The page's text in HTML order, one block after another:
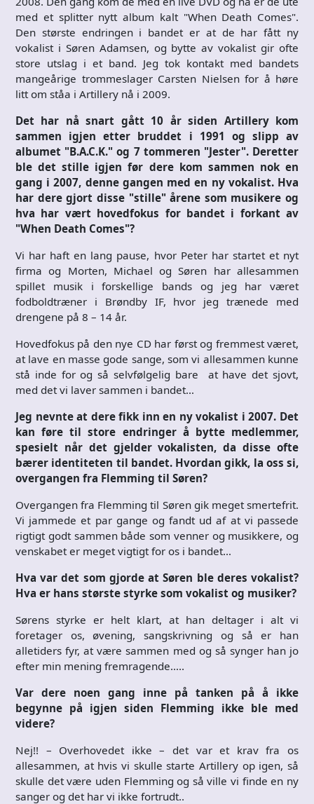
med et splitter nytt album kalt "When Death Comes".
Den største endringen i bandet er at de har fått ny
vokalist i Søren Adamsen, og bytte av vokalist gir ofte
store utslag i et band. Jeg tok kontakt med bandets
mangeårige trommeslager Carsten Nielsen for å høre
litt om ståa i Artillery nå i 2009.
Det har nå snart gått 10 år siden Artillery kom
sammen igjen etter bruddet i 1991 og slipp av
albumet "B.A.C.K." og 7 tommeren "Jester". Deretter
ble det stille igjen før dere kom sammen nok en
gang i 2007, denne gangen med en ny vokalist. Hva
har dere gjort disse "stille" årene som musikere og
hva har vært hovedfokus for bandet i forkant av
"When Death Comes"?
Vi har haft en lang pause, hvor Peter har startet et nyt
firma og Morten, Michael og Søren har allesammen
spillet musik i forskellige bands og jeg har været
fodboldtræner i Brøndby IF, hvor jeg trænede med
drengene på 8 – 14 år.
Hovedfokus på den nye CD har først og fremmest været,
at lave en masse gode sange, som vi allesammen kunne
stå inde for og så selvfølgelig bare at have det sjovt,
med det vi laver sammen i bandet…
Jeg nevnte at dere fikk inn en ny vokalist i 2007. Det
kan føre til store endringer å bytte medlemmer,
spesielt når det gjelder vokalisten, da disse ofte
bærer identiteten til bandet. Hvordan gikk, la oss si,
overgangen fra Flemming til Søren?
Overgangen fra Flemming til Søren gik meget smertefrit.
Vi jammede et par gange og fandt ud af at vi passede
rigtigt godt sammen både som venner og musikkere, og
venskabet er meget vigtigt for os i bandet…
Hva var det som gjorde at Søren ble deres vokalist?
Hva er hans største styrke som vokalist og musiker?
Sørens styrke er helt klart, at han deltager i alt vi
foretager os, øvening, sangskrivning og så er han
alletiders fyr, at være sammen med og så synger han jo
efter min mening fremragende…..
Var dere noen gang inne på tanken på å ikke
begynne på igjen siden Flemming ikke ble med
videre?
Nej!! – Overhovedet ikke – det var et krav fra os
allesammen, at hvis vi skulle starte Artillery op igen, så
skulle det være uden Flemming og så ville vi finde en ny
sanger og det har vi ikke fortrudt..